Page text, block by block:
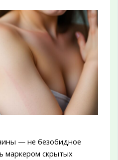
— не безобидное
маркером скрытых